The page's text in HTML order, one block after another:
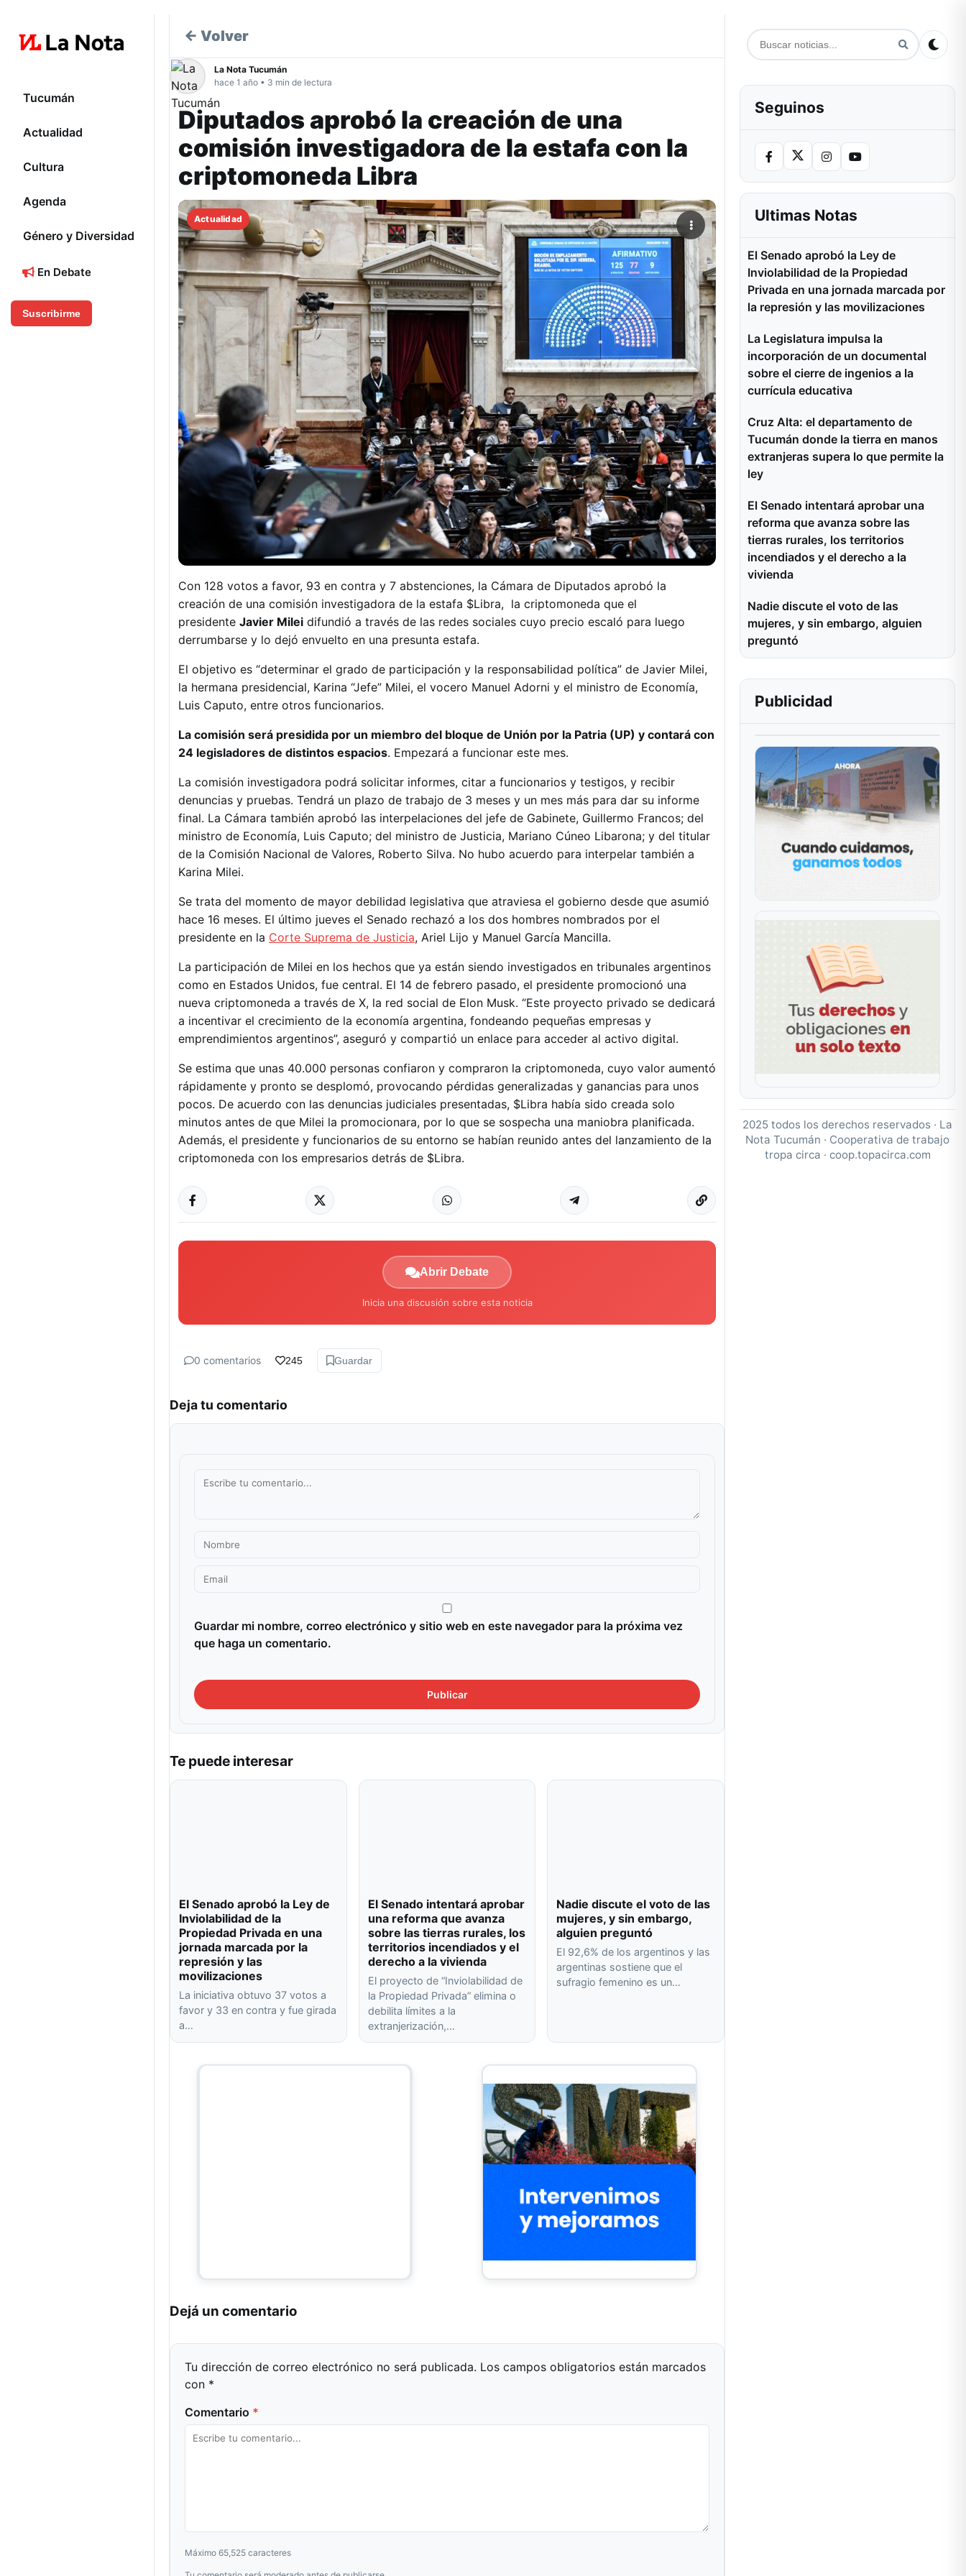
Tucumán
Actualidad
Cultura
Agenda
Género y Diversidad
En Debate
Suscribirme
← Volver
La Nota Tucumán
hace 1 año • 3 min de lectura
Diputados aprobó la creación de una
comisión investigadora de la estafa con la
criptomoneda Libra
Actualidad
Con 128 votos a favor, 93 en contra y 7 abstenciones, la Cámara de Diputados aprobó la
creación de una comisión investigadora de la estafa $Libra, la criptomoneda que el
presidente Javier Milei difundió a través de las redes sociales cuyo precio escaló para luego
derrumbarse y lo dejó envuelto en una presunta estafa.
El objetivo es “determinar el grado de participación y la responsabilidad política” de Javier Milei,
la hermana presidencial, Karina “Jefe” Milei, el vocero Manuel Adorni y el ministro de Economía,
Luis Caputo, entre otros funcionarios.
La comisión será presidida por un miembro del bloque de Unión por la Patria (UP) y contará con
24 legisladores de distintos espacios. Empezará a funcionar este mes.
La comisión investigadora podrá solicitar informes, citar a funcionarios y testigos, y recibir
denuncias y pruebas. Tendrá un plazo de trabajo de 3 meses y un mes más para dar su informe
final. La Cámara también aprobó las interpelaciones del jefe de Gabinete, Guillermo Francos; del
ministro de Economía, Luis Caputo; del ministro de Justicia, Mariano Cúneo Libarona; y del titular
de la Comisión Nacional de Valores, Roberto Silva. No hubo acuerdo para interpelar también a
Karina Milei.
Se trata del momento de mayor debilidad legislativa que atraviesa el gobierno desde que asumió
hace 16 meses. El último jueves el Senado rechazó a los dos hombres nombrados por el
presidente en la Corte Suprema de Justicia, Ariel Lijo y Manuel García Mancilla.
La participación de Milei en los hechos que ya están siendo investigados en tribunales argentinos
como en Estados Unidos, fue central. El 14 de febrero pasado, el presidente promocionó una
nueva criptomoneda a través de X, la red social de Elon Musk. “Este proyecto privado se dedicará
a incentivar el crecimiento de la economía argentina, fondeando pequeñas empresas y
emprendimientos argentinos”, aseguró y compartió un enlace para acceder al activo digital.
Se estima que unas 40.000 personas confiaron y compraron la criptomoneda, cuyo valor aumentó
rápidamente y pronto se desplomó, provocando pérdidas generalizadas y ganancias para unos
pocos. De acuerdo con las denuncias judiciales presentadas, $Libra había sido creada solo
minutos antes de que Milei la promocionara, por lo que se sospecha una maniobra planificada.
Además, el presidente y funcionarios de su entorno se habían reunido antes del lanzamiento de la
criptomoneda con los empresarios detrás de $Libra.
Abrir Debate
Inicia una discusión sobre esta noticia
0 comentarios 245 Guardar
Deja tu comentario
Guardar mi nombre, correo electrónico y sitio web en este navegador para la próxima vez
que haga un comentario.
Te puede interesar
El Senado aprobó la Ley de
Inviolabilidad de la
Propiedad Privada en una
jornada marcada por la
represión y las
movilizaciones
La iniciativa obtuvo 37 votos a
favor y 33 en contra y fue girada
a…
El Senado intentará aprobar
una reforma que avanza
sobre las tierras rurales, los
territorios incendiados y el
derecho a la vivienda
El proyecto de “Inviolabilidad de
la Propiedad Privada” elimina o
debilita límites a la
extranjerización,…
Nadie discute el voto de las
mujeres, y sin embargo,
alguien preguntó
El 92,6% de los argentinos y las
argentinas sostiene que el
sufragio femenino es un…
Dejá un comentario
Tu dirección de correo electrónico no será publicada. Los campos obligatorios están marcados
con *
Comentario *
Máximo 65,525 caracteres
Seguinos
Ultimas Notas
El Senado aprobó la Ley de
Inviolabilidad de la Propiedad
Privada en una jornada marcada por
la represión y las movilizaciones
La Legislatura impulsa la
incorporación de un documental
sobre el cierre de ingenios a la
currícula educativa
Cruz Alta: el departamento de
Tucumán donde la tierra en manos
extranjeras supera lo que permite la
ley
El Senado intentará aprobar una
reforma que avanza sobre las
tierras rurales, los territorios
incendiados y el derecho a la
vivienda
Nadie discute el voto de las
mujeres, y sin embargo, alguien
preguntó
Publicidad
2025 todos los derechos reservados · La
Nota Tucumán · Cooperativa de trabajo
tropa circa · coop.topacirca.com